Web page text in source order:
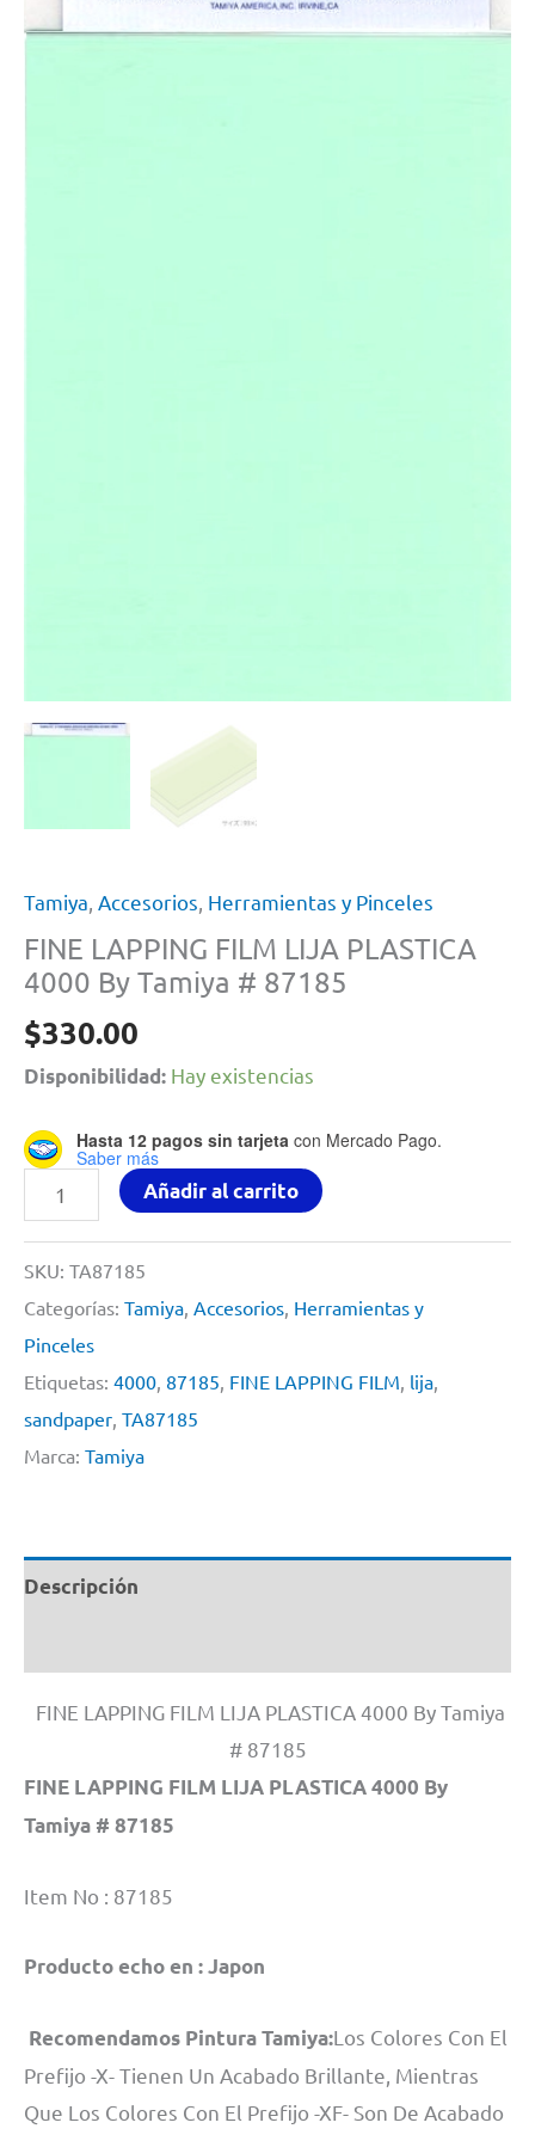
Tamiya Accesorios Herramientas y Pinceles
FINE LAPPING FILM LIJA PLASTICA
4000 By Tamiya # 87185
$330.00
Disponibilidad: Hay existencias
Hasta 12 pagos sin tarjeta con Mercado Pago.
Saber más
FINE
LAPPING
FILM
LIJA
PLASTICA
4000
Tamiya
cantidad
Añadir al carrito
SKU: TA87185
Categorías: Tamiya Accesorios Herramientas y
Pinceles
Etiquetas: 4000 87185 FINE LAPPING FILM lija
sandpaper TA87185
Marca: Tamiya
Descripción
FINE LAPPING FILM LIJA PLASTICA 4000 By Tamiya
# 87185
FINE LAPPING FILM LIJA PLASTICA 4000 By
Tamiya # 87185
Item No : 87185
Producto echo en : Japon
Recomendamos Pintura Tamiya:Los Colores Con El
Prefijo -X- Tienen Un Acabado Brillante, Mientras
Que Los Colores Con El Prefijo -XF- Son De Acabado